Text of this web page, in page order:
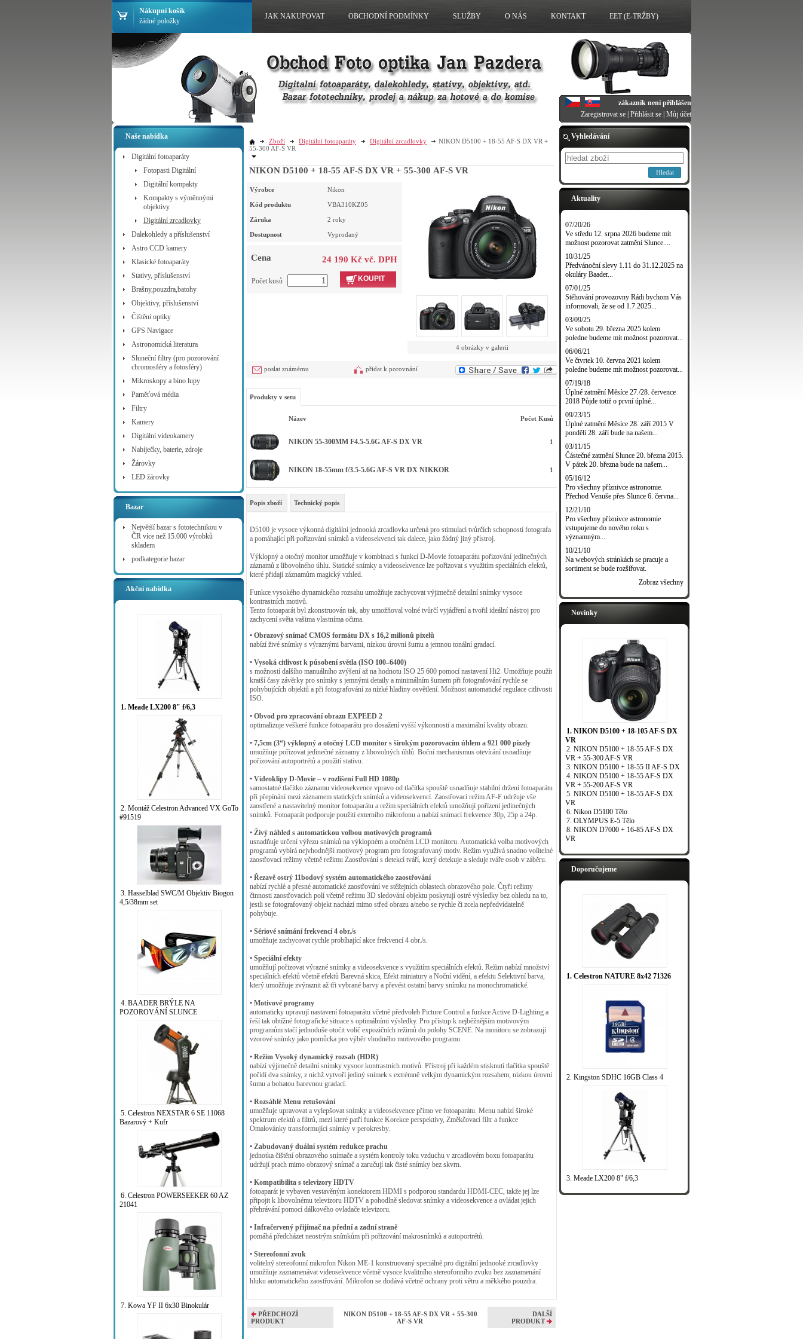
Naše nabídka
Digitální fotoaparáty
Fotopasti Digitální
Digitální kompakty
Kompakty s výměnnými
objektivy
Digitální zrcadlovky
Dalekohledy a příslušenství
Astro CCD kamery
Klasické fotoaparáty
Stativy, příslušenství
Brašny,pouzdra,batohy
Objektivy, příslušenství
Čištění optiky
GPS Navigace
Astronomická literatura
Sluneční filtry (pro pozorování
chromosféry a fotosféry)
Mikroskopy a bino lupy
Paměťová média
Filtry
Kamery
Digitální videokamery
Nabíječky, baterie, zdroje
Žárovky
LED žárovky
Bazar
Největší bazar s fototechnikou v
ČR více než 15.000 výrobků
skladem
podkategorie bazar
Akční nabídka
1. Meade LX200 8" f/6,3
2. Montáž Celestron Advanced VX GoTo
#91519
3. Hasselblad SWC/M Objektiv Biogon
4,5/38mm set
4. BAADER BRÝLE NA
POZOROVÁNÍ SLUNCE
5. Celestron NEXSTAR 6 SE 11068
Bazarový + Kufr
6. Celestron POWERSEEKER 60 AZ
21041
7. Kowa YF II 6x30 Binokulár
Zboží Digitální fotoaparáty Digitální zrcadlovky
NIKON D5100 + 18-55 AF-S DX VR +
55-300 AF-S VR
NIKON D5100 + 18-55 AF-S DX VR + 55-300 AF-S VR
Výrobce Nikon
Kód produktu VBA310KZ05
Záruka 2 roky
Dostupnost Vyprodaný
Cena 24 190 Kč vč. DPH
KOUPIT
Počet kusů
4 obrázky v galerii
poslat známému přidat k porovnání
Produkty v setu
Název Počet Kusů
NIKON 55-300MM F4.5-5.6G AF-S DX VR 1
NIKON 18-55mm f/3.5-5.6G AF-S VR DX NIKKOR 1
Popis zboží Technický popis
D5100 je vysoce výkonná digitální jednooká zrcadlovka určená pro stimulaci tvůrčích schopností fotografa
a pomáhající při pořizování snímků a videosekvencí tak dalece, jako žádný jiný přístroj.
Výklopný a otočný monitor umožňuje v kombinaci s funkcí D-Movie fotoaparátu pořizování jedinečných
záznamů z libovolného úhlu. Statické snímky a videosekvence lze pořizovat s využitím speciálních efektů,
které přidají záznamům magický vzhled.
Funkce vysokého dynamického rozsahu umožňuje zachycovat výjimečně detailní snímky vysoce
kontrastních motivů.
Tento fotoaparát byl zkonstruován tak, aby umožňoval volné tvůrčí vyjádření a tvořil ideální nástroj pro
zachycení světa vašima vlastníma očima.
• Obrazový snímač CMOS formátu DX s 16,2 milionů pixelů
nabízí živé snímky s výraznými barvami, nízkou úrovní šumu a jemnou tonální gradací.
• Vysoká citlivost k působení světla (ISO 100–6400)
s možností dalšího manuálního zvýšení až na hodnotu ISO 25 600 pomocí nastavení Hi2. Umožňuje použít
kratší časy závěrky pro snímky s jemnými detaily a minimálním šumem při fotografování rychle se
pohybujících objektů a při fotografování za nízké hladiny osvětlení. Možnost automatické regulace citlivosti
ISO.
• Obvod pro zpracování obrazu EXPEED 2
optimalizuje veškeré funkce fotoaparátu pro dosažení vyšší výkonnosti a maximální kvality obrazu.
• 7,5cm (3“) výklopný a otočný LCD monitor s širokým pozorovacím úhlem a 921 000 pixely
umožňuje pořizovat jedinečné záznamy z libovolných úhlů. Boční mechanismus otevírání usnadňuje
pořizování autoportrétů a použití stativu.
• Videoklipy D-Movie – v rozlišení Full HD 1080p
samostatné tlačítko záznamu videosekvence vpravo od tlačítka spouště usnadňuje stabilní držení fotoaparátu
při přepínání mezi záznamem statických snímků a videosekvencí. Zaostřovací režim AF-F udržuje vše
zaostřené a nastavitelný monitor fotoaparátu a režim speciálních efektů umožňují pořízení jedinečných
snímků. Fotoaparát podporuje použití externího mikrofonu a nabízí snímací frekvence 30p, 25p a 24p.
• Živý náhled s automatickou volbou motivových programů
usnadňuje určení výřezu snímků na výklopném a otočném LCD monitoru. Automatická volba motivových
programů vybírá nejvhodnější motivový program pro fotografovaný motiv. Režim využívá snadno volitelné
zaostřovací režimy včetně režimu Zaostřování s detekcí tváří, který detekuje a sleduje tváře osob v záběru.
• Řezavě ostrý 11bodový systém automatického zaostřování
nabízí rychlé a přesné automatické zaostřování ve stěžejních oblastech obrazového pole. Čtyři režimy
činnosti zaostřovacích polí včetně režimu 3D sledování objektu poskytují ostré výsledky bez ohledu na to,
jestli se fotografovaný objekt nachází mimo střed obrazu a/nebo se rychle či zcela nepředvídatelně
pohybuje.
• Sériové snímání frekvencí 4 obr./s
umožňuje zachycovat rychle probíhající akce frekvencí 4 obr./s.
• Speciální efekty
umožňují pořizovat výrazné snímky a videosekvence s využitím speciálních efektů. Režim nabízí množství
speciálních efektů včetně efektů Barevná skica, Efekt miniatury a Noční vidění, a efektu Selektivní barva,
který umožňuje zvýraznit až tři vybrané barvy a převést ostatní barvy snímku na monochromatické.
• Motivové programy
automaticky upravují nastavení fotoaparátu včetně předvoleb Picture Control a funkce Active D-Lighting a
řeší tak obtížné fotografické situace s optimálními výsledky. Pro přístup k nejběžnějším motivovým
programům stačí jednoduše otočit volič expozičních režimů do polohy SCENE. Na monitoru se zobrazují
vzorové snímky jako pomůcka pro výběr vhodného motivového programu.
• Režim Vysoký dynamický rozsah (HDR)
nabízí výjimečně detailní snímky vysoce kontrastních motivů. Přístroj při každém stisknutí tlačítka spouště
pořídí dva snímky, z nichž vytvoří jediný snímek s extrémně velkým dynamickým rozsahem, nízkou úrovní
šumu a bohatou barevnou gradací.
• Rozsáhlé Menu retušování
umožňuje upravovat a vylepšovat snímky a videosekvence přímo ve fotoaparátu. Menu nabízí široké
spektrum efektů a filtrů, mezi které patří funkce Korekce perspektivy, Změkčovací filtr a funkce
Omalovánky transformující snímky v perokresby.
• Zabudovaný duální systém redukce prachu
jednotka čištění obrazového snímače a systém kontroly toku vzduchu v zrcadlovém boxu fotoaparátu
udržují prach mimo obrazový snímač a zaručují tak čisté snímky bez skvrn.
• Kompatibilita s televizory HDTV
fotoaparát je vybaven vestavěným konektorem HDMI s podporou standardu HDMI-CEC, takže jej lze
připojit k libovolnému televizoru HDTV a pohodlně sledovat snímky a videosekvence a ovládat jejich
přehrávání pomocí dálkového ovladače televizoru.
• Infračervený přijímač na přední a zadní straně
pomáhá předcházet neostrým snímkům při pořizování makrosnímků a autoportrétů.
• Stereofonní zvuk
volitelný stereofonní mikrofon Nikon ME-1 konstruovaný speciálně pro digitální jednooké zrcadlovky
umožňuje zaznamenávat videosekvence včetně vysoce kvalitního stereofonního zvuku bez zaznamenání
hluku automatického zaostřování. Mikrofon se dodává včetně ochrany proti větru a měkkého pouzdra.
PŘEDCHOZÍ
PRODUKT
NIKON D5100 + 18-55 AF-S DX VR + 55-300
AF-S VR
DALŠÍ
PRODUKT
Vyhledávání
Hledat
Aktuality
07/20/26
Ve středu 12. srpna 2026 budeme mít
možnost pozorovat zatmění Slunce....
10/31/25
Předvánoční slevy 1.11 do 31.12.2025 na
okuláry Baader...
07/01/25
Stěhování provozovny Rádi bychom Vás
informovali, že se od 1.7.2025...
03/09/25
Ve sobotu 29. března 2025 kolem
poledne budeme mít možnost pozorovat...
06/06/21
Ve čtvrtek 10. června 2021 kolem
poledne budeme mít možnost pozorovat...
07/19/18
Úplné zatmění Měsíce 27./28. července
2018 Půjde totiž o první úplné...
09/23/15
Úplné zatmění Měsíce 28. září 2015 V
pondělí 28. září bude na našem...
03/11/15
Částečné zatmění Slunce 20. března 2015.
V pátek 20. března bude na našem...
05/16/12
Pro všechny příznivce astronomie.
Přechod Venuše přes Slunce 6. června...
12/21/10
Pro všechny příznivce astronomie
vstupujeme do nového roku s
významným...
10/21/10
Na webových stránkách se pracuje a
sortiment se bude rozšiřovat.
Zobraz všechny
Novinky
1. NIKON D5100 + 18-105 AF-S DX
VR
2. NIKON D5100 + 18-55 AF-S DX
VR + 55-300 AF-S VR
3. NIKON D5100 + 18-55 II AF-S DX
4. NIKON D5100 + 18-55 AF-S DX
VR + 55-200 AF-S VR
5. NIKON D5100 + 18-55 AF-S DX
VR
6. Nikon D5100 Tělo
7. OLYMPUS E-5 Tělo
8. NIKON D7000 + 16-85 AF-S DX
VR
Doporučujeme
1. Celestron NATURE 8x42 71326
2. Kingston SDHC 16GB Class 4
3. Meade LX200 8" f/6,3
Nákupní košík
žádné položky
JAK NAKUPOVAT OBCHODNÍ PODMÍNKY SLUŽBY O NÁS KONTAKT EET (E-TRŽBY)
zákazník není přihlášen
Zaregistrovat se Přihlásit se Můj účet